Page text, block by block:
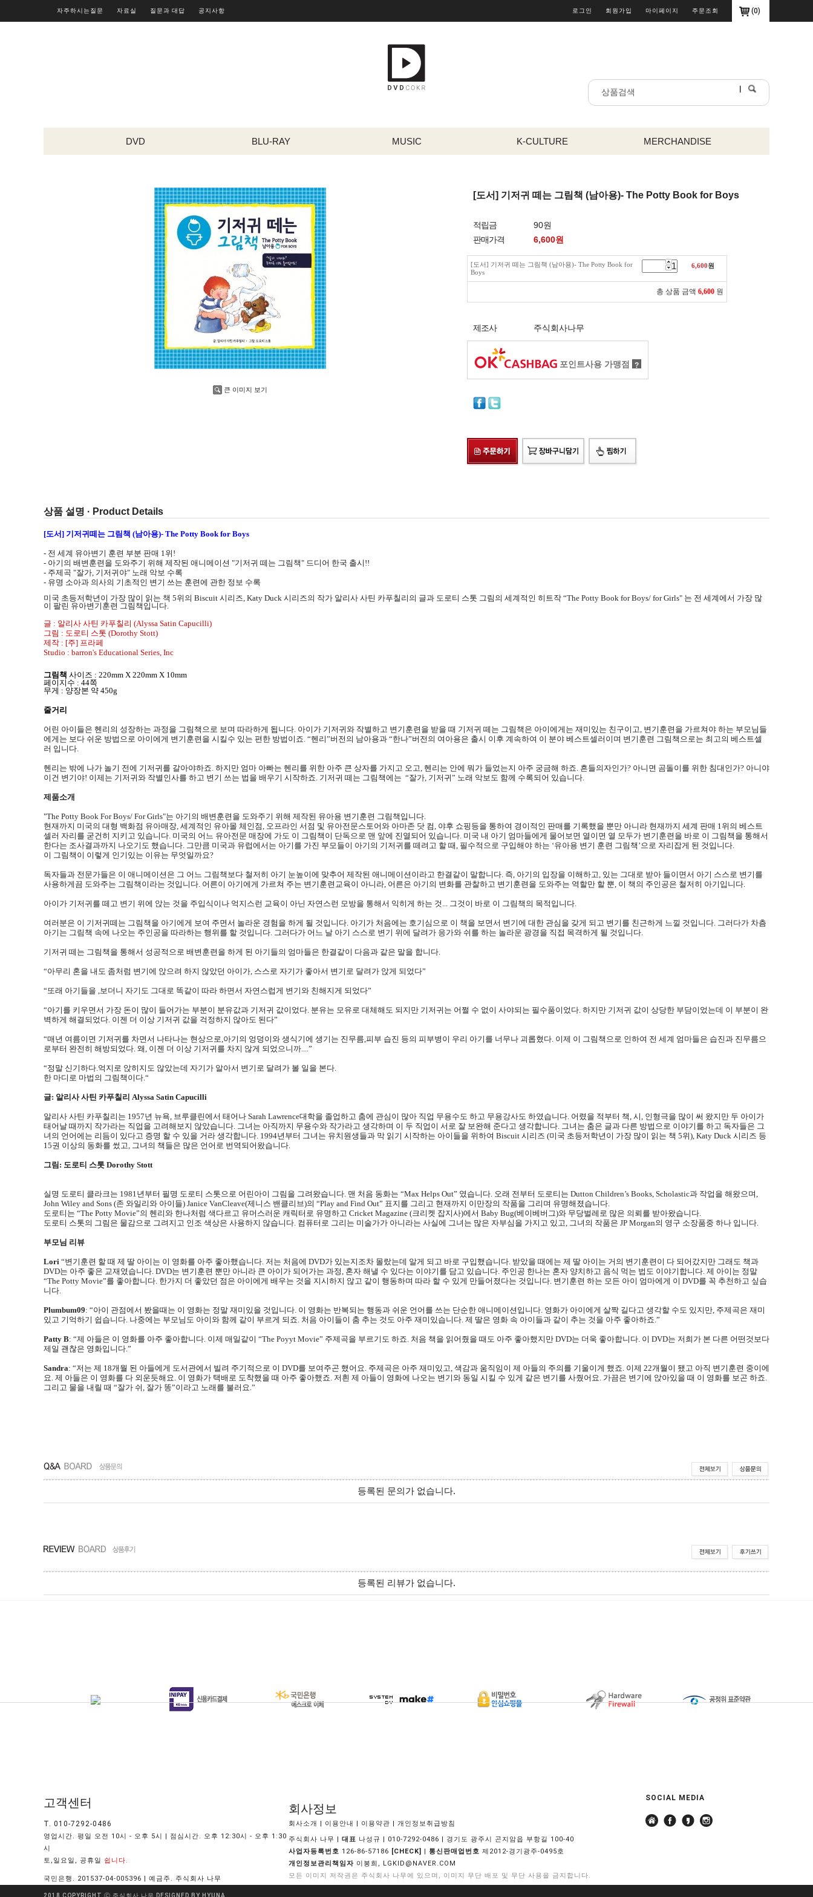
자주하시는질문 자료실 질문과 대답 공지사항 (0)
로그인 회원가입 마이페이지 주문조회
DVD BLU-RAY MUSIC K-CULTURE MERCHANDISE
큰 이미지 보기
[도서] 기저귀 떼는 그림책 (남아용)- The Potty Book for Boys
적립금
90원
판매가격
6,600원
[도서] 기저귀 떼는 그림책 (남아용)- The Potty Book for
Boys
6,600원
총 상품 금액 6,600 원
제조사 주식회사나무
포인트사용 가맹점 ?
상품 설명 · Product Details
[도서] 기저귀떼는 그림책 (남아용)- The Potty Book for Boys
- 전 세계 유아변기 훈련 부분 판매 1위!
- 아기의 배변훈련을 도와주기 위해 제작된 애니메이션 "기저귀 떼는 그림책" 드디어 한국 출시!!
- 주제곡 "잘가, 기저귀야" 노래 악보 수록
- 유명 소아과 의사의 기초적인 변기 쓰는 훈련에 관한 정보 수록
미국 초등저학년이 가장 많이 읽는 책 5위의 Biscuit 시리즈, Katy Duck 시리즈의 작가 알리사 사틴 카푸칠리의 글과 도로티 스톳 그림의 세계적인 히트작 “The Potty Book for Boys/ for Girls" 는 전 세계에서 가장 많
이 팔린 유아변기훈련 그림책입니다.
글 : 알리사 사틴 카푸칠리 (Alyssa Satin Capucilli)
그림 : 도로티 스톳 (Dorothy Stott)
제작 : [주] 프라페
Studio : barron's Educational Series, Inc
그림책 사이즈 : 220mm X 220mm X 10mm
페이지수 : 44쪽
무게 : 양장본 약 450g
줄거리
어린 아이들은 헨리의 성장하는 과정을 그림책으로 보며 따라하게 됩니다. 아이가 기저귀와 작별하고 변기훈련을 받을 때 기저귀 떼는 그림책은 아이에게는 재미있는 친구이고, 변기훈련을 가르쳐야 하는 부모님들
에게는 보다 쉬운 방법으로 아이에게 변기훈련을 시킬수 있는 편한 방법이죠. “헨리”버전의 남아용과 “한나”버전의 여아용은 출시 이후 계속하여 이 분야 베스트셀러이며 변기훈련 그림책으로는 최고의 베스트셀
러 입니다.
헨리는 밖에 나가 놀기 전에 기저귀를 갈아야하죠. 하지만 엄마 아빠는 헨리를 위한 아주 큰 상자를 가지고 오고, 헨리는 안에 뭐가 들었는지 아주 궁금해 하죠. 흔들의자인가? 아니면 곰돌이를 위한 침대인가? 아니야
이건 변기야! 이제는 기저귀와 작별인사를 하고 변기 쓰는 법을 배우기 시작하죠. 기저귀 떼는 그림책에는 “잘가, 기저귀” 노래 악보도 함께 수록되어 있습니다.
제품소개
"The Potty Book For Boys/ For Girls"는 아기의 배변훈련을 도와주기 위해 제작된 유아용 변기훈련 그림책입니다.
현재까지 미국의 대형 백화점 유아매장, 세계적인 유아몰 체인점, 오프라인 서점 및 유아전문스토어와 아마존 닷 컴, 야후 쇼핑등을 통하여 경이적인 판매를 기록했을 뿐만 아니라 현재까지 세계 판매 1위의 베스트
셀러 자리를 굳건히 지키고 있습니다. 미국의 어느 유아전문 매장에 가도 이 그림책이 단독으로 맨 앞에 진열되어 있습니다. 미국 내 아기 엄마들에게 물어보면 열이면 열 모두가 변기훈련을 바로 이 그림책을 통해서
한다는 조사결과까지 나오기도 했습니다. 그만큼 미국과 유럽에서는 아기를 가진 부모들이 아기의 기저귀를 떼려고 할 때, 필수적으로 구입해야 하는 ‘유아용 변기 훈련 그림책’으로 자리잡게 된 것입니다.
이 그림책이 이렇게 인기있는 이유는 무엇일까요?
독자들과 전문가들은 이 애니메이션은 그 어느 그림책보다 철저히 아기 눈높이에 맞추어 제작된 애니메이션이라고 한결같이 말합니다. 즉, 아기의 입장을 이해하고, 있는 그대로 받아 들이면서 아기 스스로 변기를
사용하게끔 도와주는 그림책이라는 것입니다. 어른이 아기에게 가르쳐 주는 변기훈련교육이 아니라, 어른은 아기의 변화를 관찰하고 변기훈련을 도와주는 역할만 할 뿐, 이 책의 주인공은 철저히 아기입니다.
아이가 기저귀를 떼고 변기 위에 앉는 것을 주입식이나 억지스런 교육이 아닌 자연스런 모방을 통해서 익히게 하는 것... 그것이 바로 이 그림책의 목적입니다.
여러분은 이 기저귀떼는 그림책을 아기에게 보여 주면서 놀라운 경험을 하게 될 것입니다. 아기가 처음에는 호기심으로 이 책을 보면서 변기에 대한 관심을 갖게 되고 변기를 친근하게 느낄 것입니다. 그러다가 차츰
아기는 그림책 속에 나오는 주인공을 따라하는 행위를 할 것입니다. 그러다가 어느 날 아기 스스로 변기 위에 달려가 응가와 쉬를 하는 놀라운 광경을 직접 목격하게 될 것입니다.
기저귀 떼는 그림책을 통해서 성공적으로 배변훈련을 하게 된 아기들의 엄마들은 한결같이 다음과 같은 말을 합니다.
“아무리 혼을 내도 좀처럼 변기에 앉으려 하지 않았던 아이가, 스스로 자기가 좋아서 변기로 달려가 앉게 되었다”
“또래 아기들을 ,보더니 자기도 그대로 똑같이 따라 하면서 자연스럽게 변기와 친해지게 되었다”
“아기를 키우면서 가장 돈이 많이 들어가는 부분이 분유값과 기저귀 값이었다. 분유는 모유로 대체해도 되지만 기저귀는 어쩔 수 없이 사야되는 필수품이었다. 하지만 기저귀 값이 상당한 부담이었는데 이 부분이 완
벽하게 해결되었다. 이젠 더 이상 기저귀 값을 걱정하지 않아도 된다”
“매년 여름이면 기저귀를 차면서 나타나는 현상으로,아기의 엉덩이와 생식기에 생기는 진무름,피부 습진 등의 피부병이 우리 아기를 너무나 괴롭혔다. 이제 이 그림책으로 인하여 전 세계 엄마들은 습진과 진무름으
로부터 완전히 해방되었다. 왜, 이젠 더 이상 기저귀를 차지 않게 되었으니까....”
“정말 신기하다.억지로 앉히지도 않았는데 자기가 알아서 변기로 달려가 볼 일을 본다.
한 마디로 마법의 그림책이다.“
글: 알리사 사틴 카푸칠리 Alyssa Satin Capucilli
알리사 사틴 카푸칠리는 1957년 뉴욕, 브루클린에서 태어나 Sarah Lawrence대학을 졸업하고 춤에 관심이 많아 직업 무용수도 하고 무용강사도 하였습니다. 어렸을 적부터 책, 시, 인형극을 많이 써 왔지만 두 아이가
태어날 때까지 작가라는 직업을 고려해보지 않았습니다. 그녀는 아직까지 무용수와 작가라고 생각하며 이 두 직업이 서로 잘 보완해 준다고 생각합니다. 그녀는 춤은 글과 다른 방법으로 이야기를 하고 독자들은 그
녀의 언어에는 리듬이 있다고 증명 할 수 있을 거라 생각합니다. 1994년부터 그녀는 유치원생들과 막 읽기 시작하는 아이들을 위하여 Biscuit 시리즈 (미국 초등저학년이 가장 많이 읽는 책 5위), Katy Duck 시리즈 등
15권 이상의 동화를 썼고, 그녀의 책들은 많은 언어로 번역되어왔습니다.
그림 : 도로티 스톳 Dorothy Stott
실명 도로티 클라크는 1981년부터 필명 도로티 스톳으로 어린아이 그림을 그려왔습니다. 맨 처음 동화는 “Max Helps Out” 였습니다. 오래 전부터 도로티는 Dutton Children’s Books, Scholastic과 작업을 해왔으며,
John Wiley and Sons (존 와일리와 아이들) Janice VanCleave(제니스 밴클리브)의 “Play and Find Out” 표지를 그리고 현재까지 이만장의 작품을 그리며 유명해졌습니다.
도로티는 “The Potty Movie”의 헨리와 한나처럼 색다르고 유머스러운 캐릭터로 유명하고 Cricket Magazine (크리켓 잡지사)에서 Baby Bug(베이베버그)와 무당벌레로 많은 의뢰를 받아왔습니다.
도로티 스톳의 그림은 물감으로 그려지고 인조 색상은 사용하지 않습니다. 컴퓨터로 그리는 미술가가 아니라는 사실에 그녀는 많은 자부심을 가지고 있고, 그녀의 작품은 JP Morgan의 영구 소장품중 하나 입니다.
부모님 리뷰
Lori “변기훈련 할 때 제 딸 아이는 이 영화를 아주 좋아했습니다. 저는 처음에 DVD가 있는지조차 몰랐는데 알게 되고 바로 구입했습니다. 받았을 때에는 제 딸 아이는 거의 변기훈련이 다 되어갔지만 그래도 책과
DVD는 아주 좋은 교재였습니다. DVD는 변기훈련 뿐만 아니라 큰 아이가 되어가는 과정, 혼자 해낼 수 있다는 이야기를 담고 있습니다. 주인공 한나는 혼자 양치하고 음식 먹는 법도 이야기합니다. 제 아이는 정말
“The Potty Movie”를 좋아합니다. 한가지 더 좋았던 점은 아이에게 배우는 것을 지시하지 않고 같이 행동하며 따라 할 수 있게 만들어졌다는 것입니다. 변기훈련 하는 모든 아이 엄마에게 이 DVD를 꼭 추천하고 싶습
니다.
Plumbum09: “아이 관점에서 봤을때는 이 영화는 정말 재미있을 것입니다. 이 영화는 반복되는 행동과 쉬운 언어를 쓰는 단순한 애니메이션입니다. 영화가 아이에게 살짝 길다고 생각할 수도 있지만, 주제곡은 재미
있고 기억하기 쉽습니다. 나중에는 부모님도 아이와 함께 같이 부르게 되죠. 처음 아이들이 춤 추는 것도 아주 재미있습니다. 제 딸은 영화 속 아이들과 같이 추는 것을 아주 좋아하죠.”
Patty B: “제 아들은 이 영화를 아주 좋아합니다. 이제 매일같이 “The Poyyt Movie” 주제곡을 부르기도 하죠. 처음 책을 읽어줬을 때도 아주 좋아했지만 DVD는 더욱 좋아합니다. 이 DVD는 저희가 본 다른 어떤것보다
제일 괜찮은 영화입니다.”
Sandra: “저는 제 18개월 된 아들에게 도서관에서 빌려 주기적으로 이 DVD를 보여주곤 했어요. 주제곡은 아주 재미있고, 색감과 움직임이 제 아들의 주의를 기울이게 했죠. 이제 22개월이 됐고 아직 변기훈련 중이에
요. 제 아들은 이 영화를 다 외운듯해요. 이 영화가 택배로 도착했을 때 아주 좋아했죠. 저흰 제 아들이 영화에 나오는 변기와 동일 시킬 수 있게 같은 변기를 사줬어요. 가끔은 변기에 앉아있을 때 이 영화를 보곤 하죠.
그리고 물을 내릴 때 “잘가 쉬, 잘가 똥”이라고 노래를 불러요.”
등록된 문의가 없습니다.
등록된 리뷰가 없습니다.
고객센터
T. 010-7292-0486
영업시간. 평일 오전 10시 - 오후 5시 | 점심시간. 오후 12:30시 - 오후 1:30
시
토,일요일, 공휴일 쉽니다.
국민은행. 201537-04-005396 | 예금주. 주식회사 나무
회사정보
회사소개 | 이용안내 | 이용약관 | 개인정보취급방침
주식회사 나무 | 대표 나성규 | 010-7292-0486 | 경기도 광주시 곤지암읍 부항길 100-40
사업자등록번호 126-86-57186 [CHECK] 통신판매업번호 제2012-경기광주-0495호
개인정보관리책임자 이봉희,
LGKID@NAVER.COM
모든 이미지 저작권은 주식회사 나무에 있으며, 이미지 무단 배포 및 무단 사용을 금지합니다.
SOCIAL MEDIA
2018 COPYRIGHT Ⓒ 주식회사 나무